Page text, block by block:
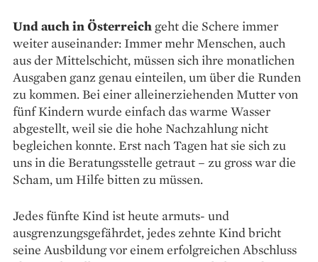
Und auch in Österreich geht die Schere immer
weiter auseinander: Immer mehr Menschen, auch
aus der Mittelschicht, müssen sich ihre monatlichen
Ausgaben ganz genau einteilen, um über die Runden
zu kommen. Bei einer alleinerziehenden Mutter von
fünf Kindern wurde einfach das warme Wasser
abgestellt, weil sie die hohe Nachzahlung nicht
begleichen konnte. Erst nach Tagen hat sie sich zu
uns in die Beratungsstelle getraut – zu gross war die
Scham, um Hilfe bitten zu müssen.
Jedes fünfte Kind ist heute armuts- und
ausgrenzungsgefährdet, jedes zehnte Kind bricht
seine Ausbildung vor einem erfolgreichen Abschluss